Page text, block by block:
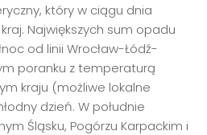
który w ciągu dnia
Największych sum opadu
od linii Wrocław-Łódź-
poranku z temperaturą
kraju (możliwe lokalne
dzień. W południe
Śląsku, Pogórzu Karpackim i